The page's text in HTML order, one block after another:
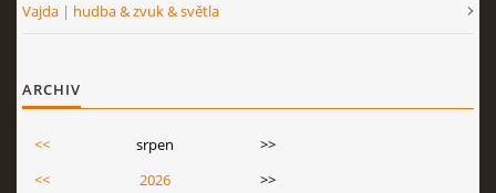
Vajda | hudba & zvuk & světla
ARCHIV
<< srpen
>>
<<
2026
>>